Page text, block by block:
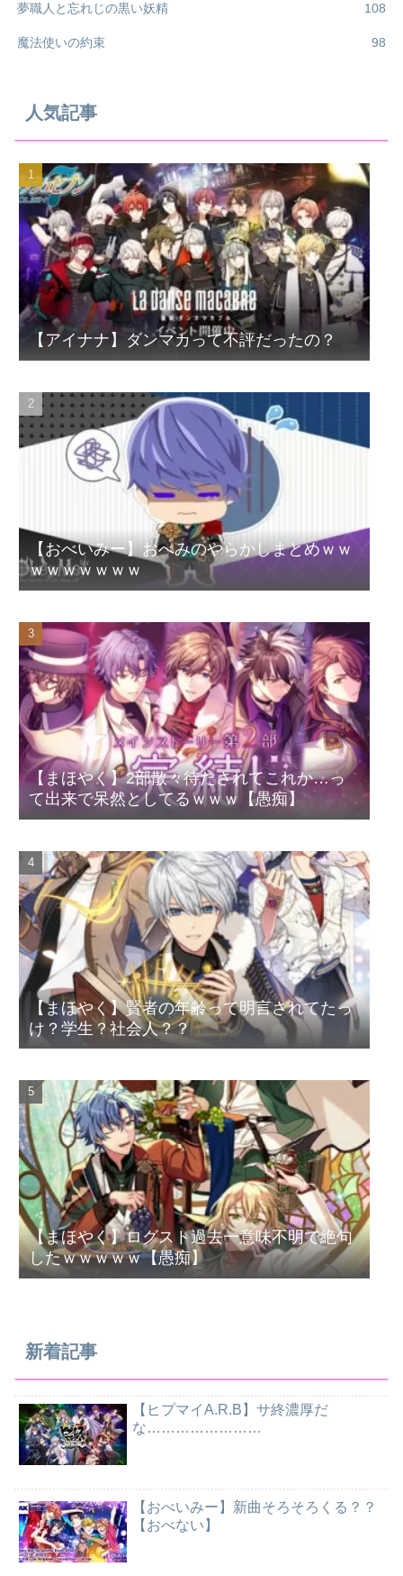
夢職人と忘れじの黒い妖精 108
魔法使いの約束 98
人気記事
【アイナナ】ダンマカって不評だったの？
【おべいみー】おべみのやらかしまとめｗｗ
ｗｗｗｗｗｗｗ
【まほやく】2部散々待たされてこれか…っ
て出来で呆然としてるｗｗｗ【愚痴】
【まほやく】賢者の年齢って明言されてたっ
け？学生？社会人？？
【まほやく】ログスト過去一意味不明で絶句
したｗｗｗｗｗ【愚痴】
新着記事
【ヒプマイA.R.B】サ終濃厚だ
な……………………
【おべいみー】新曲そろそろくる？？
【おべない】